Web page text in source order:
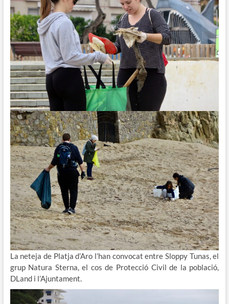
La neteja de Platja d’Aro l’han convocat entre Sloppy Tunas, el
grup Natura Sterna, el cos de Protecció Civil de la població,
DLand i l’Ajuntament.